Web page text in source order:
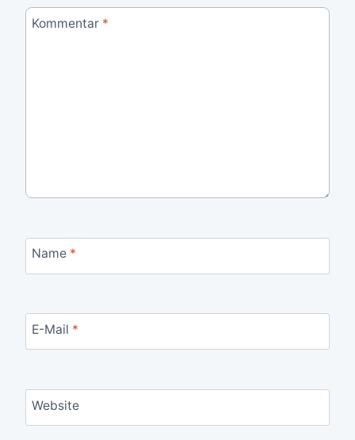
Kommentar *
Name *
E-Mail *
Website